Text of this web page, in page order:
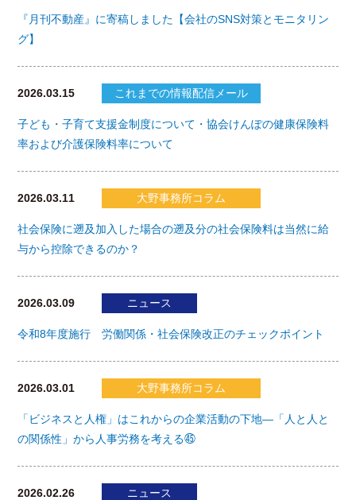
『月刊不動産』に寄稿しました【会社のSNS対策とモニタリン
グ】
2026.03.15 これまでの情報配信メール
子ども・子育て支援金制度について・協会けんぽの健康保険料
率および介護保険料率について
2026.03.11 大野事務所コラム
社会保険に遡及加入した場合の遡及分の社会保険料は当然に給
与から控除できるのか？
2026.03.09 ニュース
令和8年度施行 労働関係・社会保険改正のチェックポイント
2026.03.01 大野事務所コラム
「ビジネスと人権」はこれからの企業活動の下地―「人と人と
の関係性」から人事労務を考える㊺
2026.02.26 ニュース